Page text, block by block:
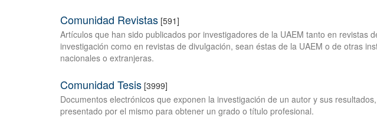
Comunidad Revistas [591]
Artículos que han sido publicados por investigadores de la UAEM tanto en revistas
investigación como en revistas de divulgación, sean éstas de la UAEM o de otras
nacionales o extranjeras.
Comunidad Tesis [3999]
Documentos electrónicos que exponen la investigación de un autor y sus resultados,
presentado por el mismo para obtener un grado o título profesional.